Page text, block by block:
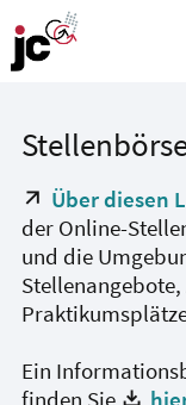
Über diesen
der Online-
und die
Ein
finden Sie